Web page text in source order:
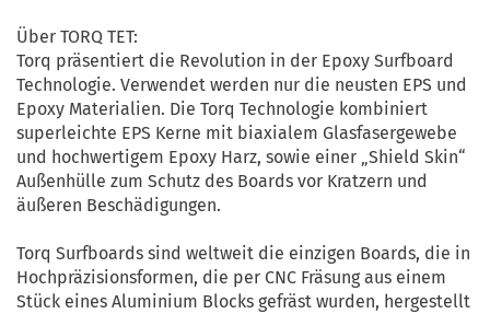
Über TORQ TET:
Torq präsentiert die Revolution in der Epoxy Surfboard
Technologie. Verwendet werden nur die neusten EPS und
Epoxy Materialien. Die Torq Technologie kombiniert
superleichte EPS Kerne mit biaxialem Glasfasergewebe
und hochwertigem Epoxy Harz, sowie einer „Shield Skin“
Außenhülle zum Schutz des Boards vor Kratzern und
äußeren Beschädigungen.
Torq Surfboards sind weltweit die einzigen Boards, die in
Hochpräzisionsformen, die per CNC Fräsung aus einem
Stück eines Aluminium Blocks gefräst wurden, hergestellt